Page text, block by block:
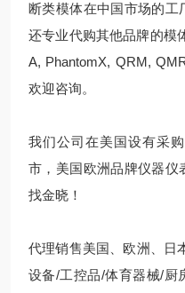
断类模体在中国市场的工
还专业代购其他品牌的模
A, PhantomX, QRM,
欢迎咨询。
我们公司在美国设有采
市，美国欧洲品牌仪器仪
找金晓！
代理销售美国、欧洲、日
设备/工控品/体育器械/厨